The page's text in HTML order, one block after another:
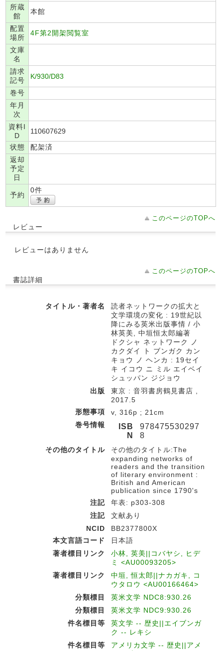
所蔵
館
本館
配置
場所
4F第2開架閲覧室
文庫
名
請求
記号
K/930/D83
巻号
年月
次
資料I
D
110607629
状態
配架済
返却
予定
日
予約
0件
このページのTOPへ
レビュー
レビューはありません
このページのTOPへ
書誌詳細
タイトル・著者名
読者ネットワークの拡大と
文学環境の変化 : 19世紀以
降にみる英米出版事情 / 小
林英美, 中垣恒太郎編著
ドクシャ ネットワーク ノ
カクダイ ト ブンガク カン
キョウ ノ ヘンカ : 19セイ
キ イコウ ニ ミル エイベイ
シュッパン ジジョウ
出版
東京 : 音羽書房鶴見書店 ,
2017.5
形態事項
v, 316p ; 21cm
巻号情報
ISB
N
978475530297
8
その他のタイトル
その他のタイトル:The
expanding networks of
readers and the transition
of literary environment :
British and American
publication since 1790's
注記
年表: p303-308
注記
文献あり
NCID
BB2377800X
本文言語コード
日本語
著者標目リンク
小林, 英美||コバヤシ, ヒデ
ミ <AU00093205>
著者標目リンク
中垣, 恒太郎||ナカガキ, コ
ウタロウ <AU00166464>
分類標目
英米文学 NDC8:930.26
分類標目
英米文学 NDC9:930.26
件名標目等
英文学 -- 歴史||エイブンガ
ク -- レキシ
件名標目等
アメリカ文学 -- 歴史||アメ